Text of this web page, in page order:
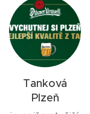
Tanková
Plzeň